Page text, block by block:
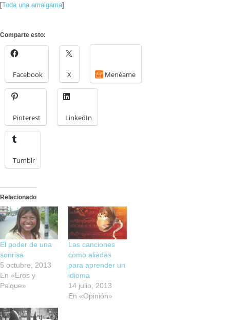
[Toda una amalgama]
Comparte esto:
Facebook X Menéame
Pinterest LinkedIn
Tumblr
Relacionado
El poder de una
sonrisa
5 octubre, 2013
En «Eros y
Psique»
Las canciones
como aliadas
para aprender un
idioma
14 julio, 2013
En «Opinión»